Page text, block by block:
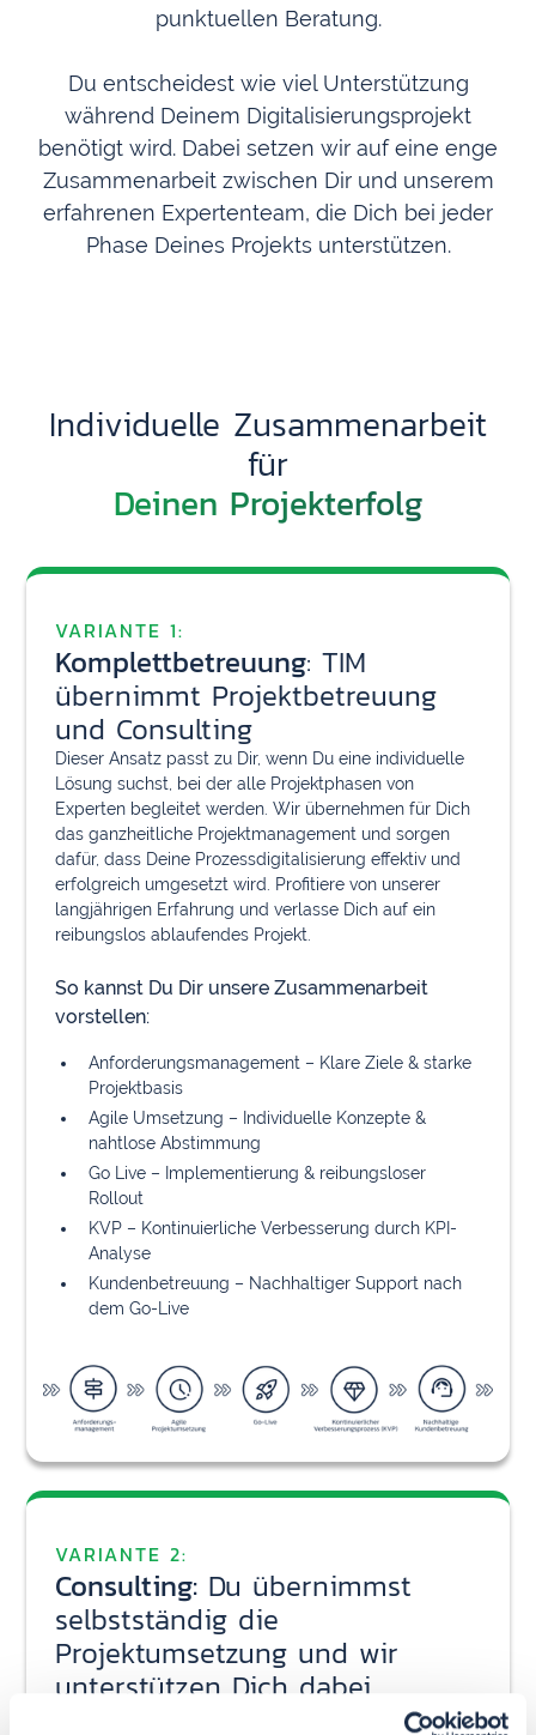
punktuellen Beratung.
Du entscheidest wie viel Unterstützung
während Deinem Digitalisierungsprojekt
benötigt wird. Dabei setzen wir auf eine enge
Zusammenarbeit zwischen Dir und unserem
erfahrenen Expertenteam, die Dich bei jeder
Phase Deines Projekts unterstützen.
Individuelle Zusammenarbeit
für
Deinen Projekterfolg
VARIANTE 1:
Komplettbetreuung: TIM
übernimmt Projektbetreuung
und Consulting
Dieser Ansatz passt zu Dir, wenn Du eine individuelle
Lösung suchst, bei der alle Projektphasen von
Experten begleitet werden. Wir übernehmen für Dich
das ganzheitliche Projektmanagement und sorgen
dafür, dass Deine Prozessdigitalisierung effektiv und
erfolgreich umgesetzt wird. Profitiere von unserer
langjährigen Erfahrung und verlasse Dich auf ein
reibungslos ablaufendes Projekt.
So kannst Du Dir unsere Zusammenarbeit
vorstellen:
Anforderungsmanagement – Klare Ziele & starke
Projektbasis
Agile Umsetzung – Individuelle Konzepte &
nahtlose Abstimmung
Go Live – Implementierung & reibungsloser
Rollout
KVP – Kontinuierliche Verbesserung durch KPI-
Analyse
Kundenbetreuung – Nachhaltiger Support nach
dem Go-Live
VARIANTE 2:
Consulting: Du übernimmst
selbstständig die
Projektumsetzung und wir
unterstützen Dich dabei
Dieser Ansatz ist richtig für Dich, wenn Du deine